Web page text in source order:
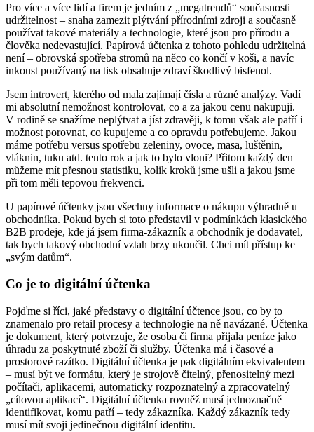
Pro více a více lidí a firem je jedním z „megatrendů“ současnosti
udržitelnost – snaha zamezit plýtvání přírodními zdroji a současně
používat takové materiály a technologie, které jsou pro přírodu a
člověka nedevastující. Papírová účtenka z tohoto pohledu udržitelná
není – obrovská spotřeba stromů na něco co končí v koši, a navíc
inkoust používaný na tisk obsahuje zdraví škodlivý bisfenol.
Jsem introvert, kterého od mala zajímají čísla a různé analýzy. Vadí
mi absolutní nemožnost kontrolovat, co a za jakou cenu nakupuji.
V rodině se snažíme neplýtvat a jíst zdravěji, k tomu však ale patří i
možnost porovnat, co kupujeme a co opravdu potřebujeme. Jakou
máme potřebu versus spotřebu zeleniny, ovoce, masa, luštěnin,
vláknin, tuku atd. tento rok a jak to bylo vloni? Přitom každý den
můžeme mít přesnou statistiku, kolik kroků jsme ušli a jakou jsme
při tom měli tepovou frekvenci.
U papírové účtenky jsou všechny informace o nákupu výhradně u
obchodníka. Pokud bych si toto představil v podmínkách klasického
B2B prodeje, kde já jsem firma-zákazník a obchodník je dodavatel,
tak bych takový obchodní vztah brzy ukončil. Chci mít přístup ke
„svým datům“.
Co je to digitální účtenka
Pojďme si říci, jaké představy o digitální účtence jsou, co by to
znamenalo pro retail procesy a technologie na ně navázané. Účtenka
je dokument, který potvrzuje, že osoba či firma přijala peníze jako
úhradu za poskytnuté zboží či služby. Účtenka má i časové a
prostorové razítko. Digitální účtenka je pak digitálním ekvivalentem
– musí být ve formátu, který je strojově čitelný, přenositelný mezi
počítači, aplikacemi, automaticky rozpoznatelný a zpracovatelný
„cílovou aplikací“. Digitální účtenka rovněž musí jednoznačně
identifikovat, komu patří – tedy zákazníka. Každý zákazník tedy
musí mít svoji jedinečnou digitální identitu.